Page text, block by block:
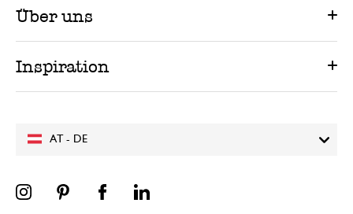
AT - DE
Über uns
Inspiration